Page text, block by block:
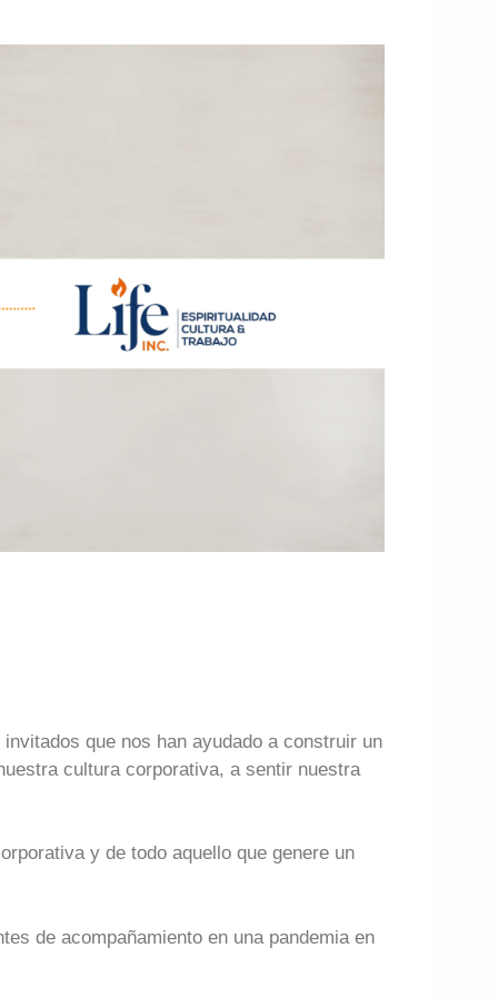
que nos han ayudado a construir un
cultura corporativa, a sentir nuestra
y de todo aquello que genere un
de acompañamiento en una pandemia en